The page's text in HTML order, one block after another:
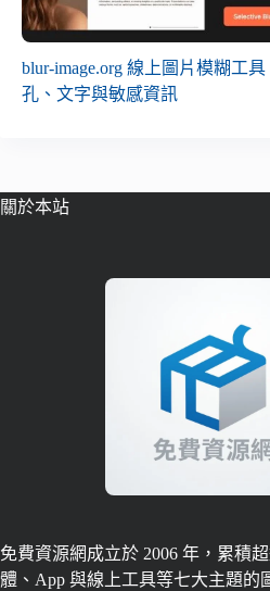
blur-image.org 線上圖片模糊工
孔、文字與敏感資訊
關於本站
免費資源網成立於 2006 年，累積
體、App 與線上工具等七大主題的